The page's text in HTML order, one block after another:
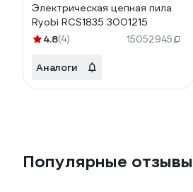
Электрическая цепная пила
Ryobi RCS1835 3001215
4.8(4) 15052945
Аналоги
Популярные отзывы